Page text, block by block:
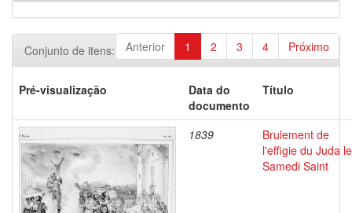
Anterior 1 2 3 4 Próximo
Conjunto de itens:
Pré-visualização
Data do
documento
Título
1839
Brulement de
l'effigie du Juda le
Samedi Saint